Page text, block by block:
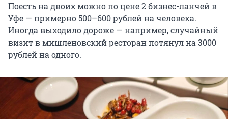
Поесть на двоих можно по цене 2 бизнес-ланчей в
Уфе — примерно 500–600 рублей на человека.
Иногда выходило дороже — например, случайный
визит в мишленовский ресторан потянул на 3000
рублей на одного.